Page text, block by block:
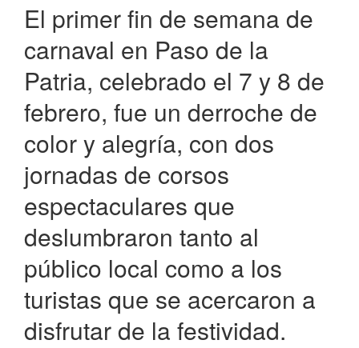
El primer fin de semana de
carnaval en Paso de la
Patria, celebrado el 7 y 8 de
febrero, fue un derroche de
color y alegría, con dos
jornadas de corsos
espectaculares que
deslumbraron tanto al
público local como a los
turistas que se acercaron a
disfrutar de la festividad.